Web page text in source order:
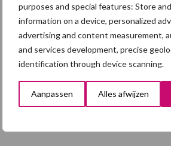
purposes and special features: Store
information on a device, personalized
advertising and content measurement,
and services development, precise
identification through device scanning.
Aanpassen Alles afwijzen
Toon meer